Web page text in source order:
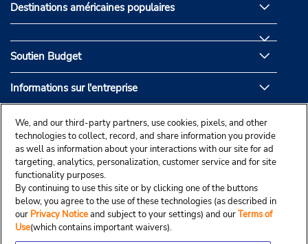
Destinations américaines populaires
Soutien Budget
Informations sur l'entreprise
Partenaires de Budget
We, and our third-party partners, use cookies, pixels, and other
technologies to collect, record, and share information you provide
as well as information about your interactions with our site for ad
targeting, analytics, personalization, customer service and for site
functionality purposes.
By continuing to use this site or by clicking one of the buttons
below, you agree to the use of these technologies (as described in
our Privacy Noticeand subject to your settings) and ourTerms of
Use(which contains important waivers).